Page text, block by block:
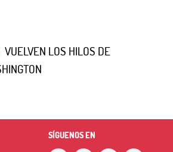
VUELVEN LOS HILOS DE
SÍGUENOS EN